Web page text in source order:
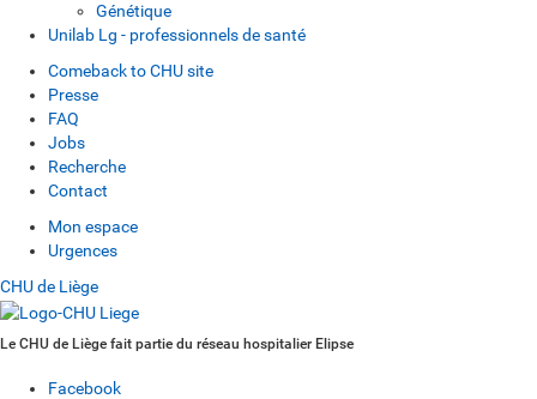
Génétique
Unilab Lg - professionnels de santé
Comeback to CHU site
Presse
FAQ
Jobs
Recherche
Contact
Mon espace
Urgences
CHU de Liège
Le CHU de Liège fait partie du réseau hospitalier Elipse
Facebook